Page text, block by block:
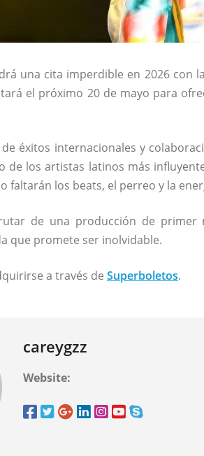
una cita imperdible en 2026 con
el próximo 20 de mayo para
éxitos internacionales y
de los artistas latinos más
faltarán los beats, el perreo y la
de una producción de primer
que promete ser inolvidable.
a través de Superboletos.
careygzz
Website: